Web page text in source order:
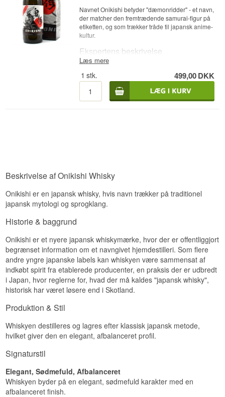
Navnet Onikishi betyder "dæmonridder" - et navn,
der matcher den fremtrædende samurai-figur på
etiketten, og som trækker tråde til japansk anime-
kultur.
Ekspertens beskrivelse
43 %.
Whiskyen kombinerer ordene "oni" (dæmon) og
"kishi" (ridder) og er skabt af Milestone
Næse
Ristet eg, blomstret honning og en anelse tør
citrus.
røgfyldt træ.
Eftersmag
Syrlig citrus med sveden eg og træet vanilje.
Specifikationer
Type: Blended Japansk Whisky
ABV: 43 %
Størrelse: 70 CL
Smagsprofil
Rund · Krydret · Røget · Syrlig
Læs mere
1 stk. 499,00DKK
Beskrivelse af Onikishi Whisky
Onikishi er en japansk whisky, hvis navn trækker på traditionel
japansk mytologi og sprogklang.
Historie & baggrund
Onikishi er et nyere japansk whiskymærke, hvor der er offentliggjort
begrænset information om et navngivet hjemdestilleri. Som flere
andre yngre japanske labels kan whiskyen være sammensat af
indkøbt spirit fra etablerede producenter, en praksis der er udbredt
i Japan, hvor reglerne for, hvad der må kaldes "japansk whisky",
historisk har været løsere end i Skotland.
Produktion & Stil
Whiskyen destilleres og lagres efter klassisk japansk metode,
hvilket giver den en elegant, afbalanceret profil.
Signaturstil
Elegant, Sødmefuld, Afbalanceret
Whiskyen byder på en elegant, sødmefuld karakter med en
afbalanceret finish.